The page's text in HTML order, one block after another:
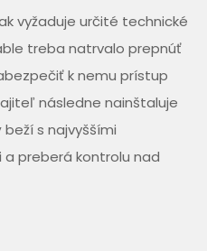
vyžaduje určité technické
treba natrvalo prepnúť
k nemu prístup
následne nainštaluje
s najvyššími
preberá kontrolu nad